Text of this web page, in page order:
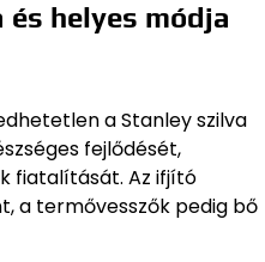
helyes módja
a Stanley szilva
fejlődését,
fiatalítását. Az ifjító
a termővesszők pedig bő